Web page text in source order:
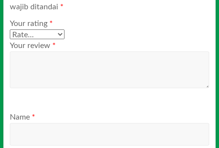
wajib ditandai *
Your rating *
Your review *
Name *